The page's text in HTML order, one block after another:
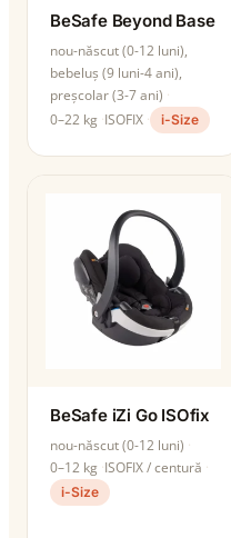
BeSafe Beyond Base
nou-născut (0-12 luni),
bebeluș (9 luni-4 ani),
preșcolar (3-7 ani)
0–22 kg ISOFIX i-Size
BeSafe iZi Go ISOfix
nou-născut (0-12 luni)
0–12 kg ISOFIX / centură
i-Size